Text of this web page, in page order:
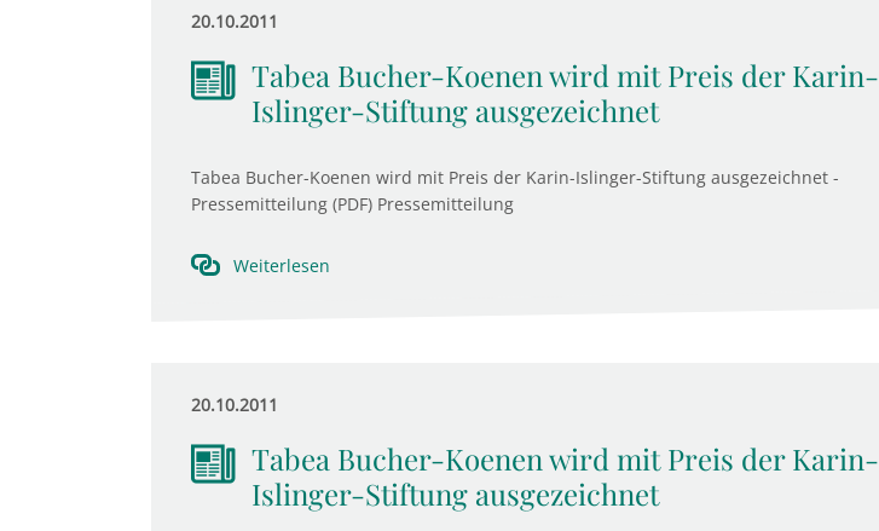
20.10.2011
Tabea Bucher-Koenen wird mit Preis der Karin-
Islinger-Stiftung ausgezeichnet
Tabea Bucher-Koenen wird mit Preis der Karin-Islinger-Stiftung ausgezeichnet -
Pressemitteilung (PDF) Pressemitteilung
Weiterlesen
20.10.2011
Tabea Bucher-Koenen wird mit Preis der Karin-
Islinger-Stiftung ausgezeichnet